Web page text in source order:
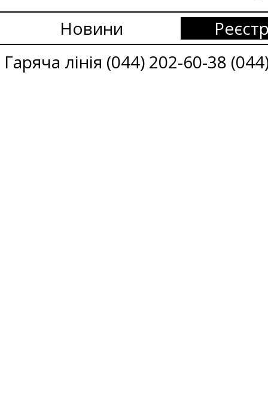
Новини
Гаряча лінія (044) 202-60-38